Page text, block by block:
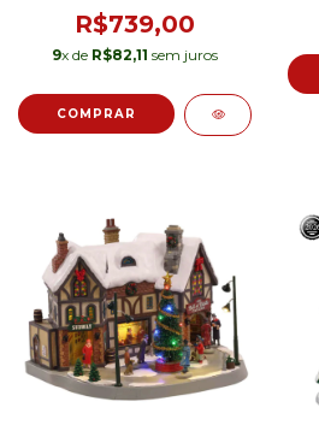
R$739,00
9x de R$82,11 sem juros